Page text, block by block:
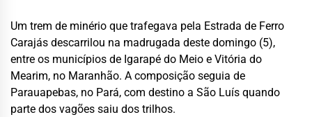
Um trem de minério que trafegava pela Estrada de Ferro
Carajás descarrilou na madrugada deste domingo (5),
entre os municípios de Igarapé do Meio e Vitória do
Mearim, no Maranhão. A composição seguia de
Parauapebas, no Pará, com destino a São Luís quando
parte dos vagões saiu dos trilhos.